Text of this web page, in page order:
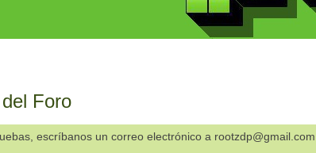
Foro
escríbanos un correo electrónico a rootzdp@gmail.com .